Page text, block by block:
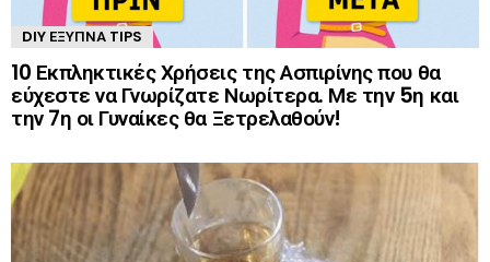
DIY ΈΞΥΠΝΑ TIPS
10 Εκπληκτικές Χρήσεις της Ασπιρίνης που θα
εύχεστε να Γνωρίζατε Νωρίτερα. Με την 5η και
την 7η οι Γυναίκες θα Ξετρελαθούν!